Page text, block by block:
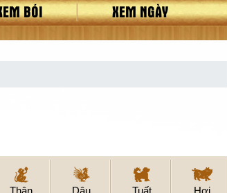
BÓI XEM NGÀY
Thân Dậu Tuất Hợi